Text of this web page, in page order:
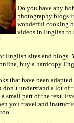
Do you have any
photography blogs
wonderful cooking
videos in English to
English sites and
buy a hardcopy
that have been
don’t understand a lot
small part of the text.
you travel and